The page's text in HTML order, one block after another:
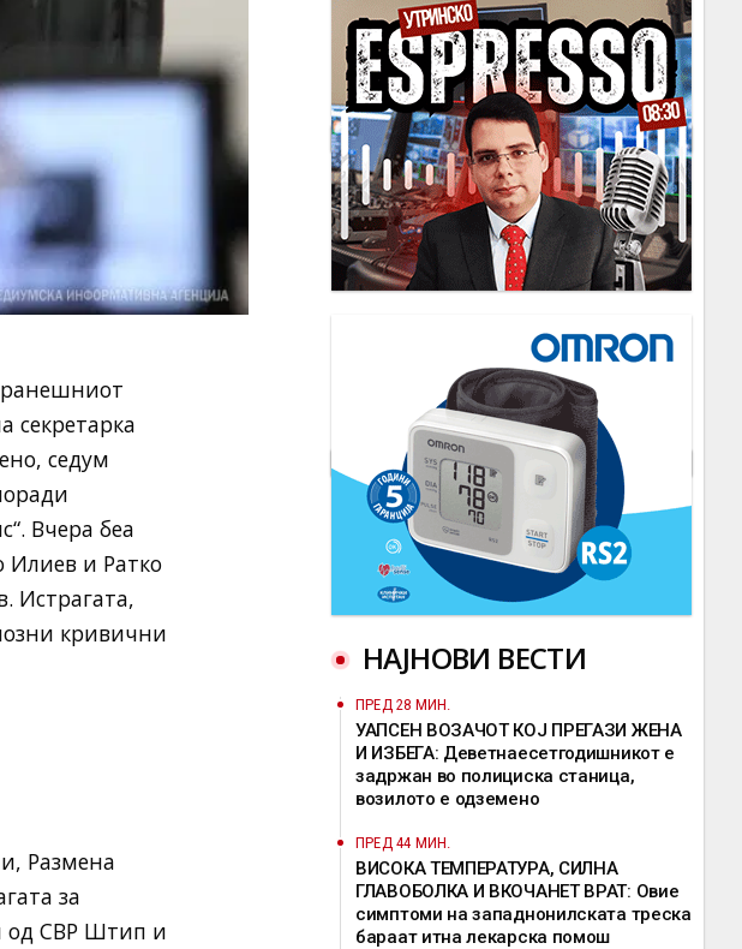
седум
Вчера беа
и Ратко
Истрагата,
кривични
Размена
за
од СВР Штип и
НАЈНОВИ ВЕСТИ
ПРЕД 28 МИН.
УАПСЕН ВОЗАЧОТ КОЈ ПРЕГАЗИ ЖЕНА
И ИЗБЕГА: Деветнаесетгодишникот е
задржан во полициска станица,
возилото е одземено
ПРЕД 44 МИН.
ВИСОКА ТЕМПЕРАТУРА, СИЛНА
ГЛАВОБОЛКА И ВКОЧАНЕТ ВРАТ: Овие
симптоми на западнонилската треска
бараат итна лекарска помош